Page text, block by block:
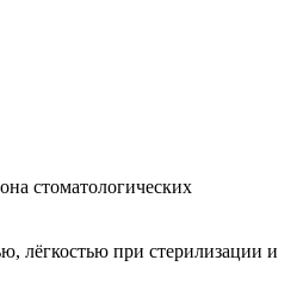
стоматологических
лёгкостью при стерилизации и